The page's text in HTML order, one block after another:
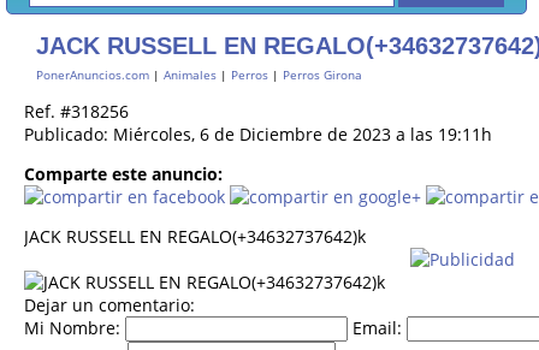
JACK RUSSELL EN
PonerAnuncios.com | Animales | Perros | Perros Girona
Ref. #318256
Publicado: Miércoles, 6 de Diciembre de 2023 a las 19:11h
Comparte este anuncio:
JACK RUSSELL EN REGALO(+34632737642)k
Dejar un comentario:
Mi Nombre:
Email: